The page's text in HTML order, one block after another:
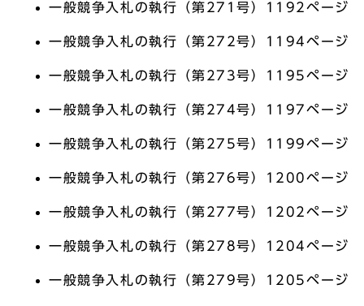
一般競争入札の執行（第271号）1192ページ
一般競争入札の執行（第272号）1194ページ
一般競争入札の執行（第273号）1195ページ
一般競争入札の執行（第274号）1197ページ
一般競争入札の執行（第275号）1199ページ
一般競争入札の執行（第276号）1200ページ
一般競争入札の執行（第277号）1202ページ
一般競争入札の執行（第278号）1204ページ
一般競争入札の執行（第279号）1205ページ